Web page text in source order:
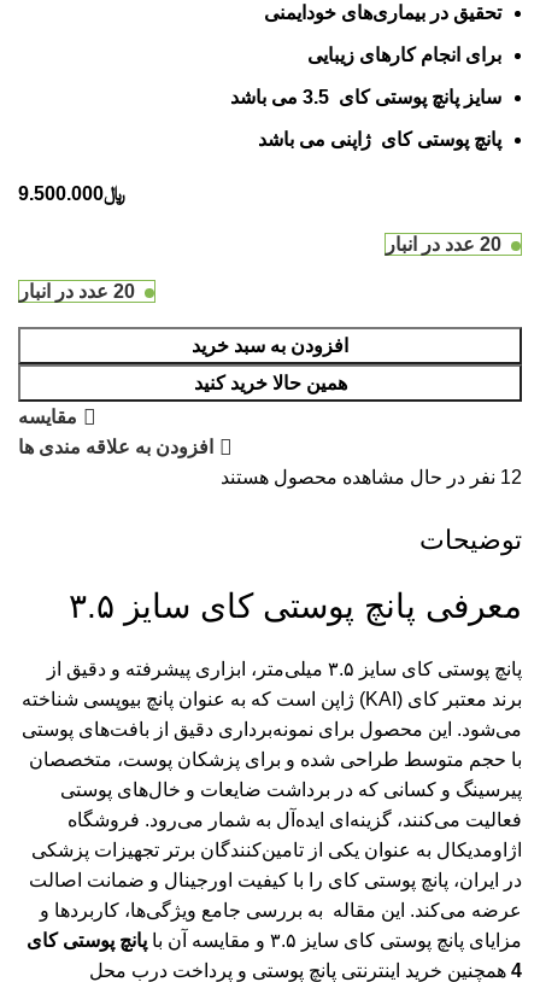
تحقیق در بیماری‌های خودایمنی
برای انجام کارهای زیبایی
سایز پانچ پوستی کای 3.5 می باشد
پانچ پوستی کای ژاپنی می باشد
﷼9.500.000
20 عدد در انبار
20 عدد در انبار
افزودن به سبد خرید
همین حالا خرید کنید
مقایسه
افزودن به علاقه مندی ها
12 نفر در حال مشاهده محصول هستند
توضیحات
معرفی پانچ پوستی کای سایز ۳.۵
پانچ پوستی کای سایز ۳.۵ میلی‌متر، ابزاری پیشرفته و دقیق از
برند معتبر کای (KAI) ژاپن است که به عنوان پانچ بیوپسی شناخته
می‌شود. این محصول برای نمونه‌برداری دقیق از بافت‌های پوستی
با حجم متوسط طراحی شده و برای پزشکان پوست، متخصصان
پیرسینگ و کسانی که در برداشت ضایعات و خال‌های پوستی
فعالیت می‌کنند، گزینه‌ای ایده‌آل به شمار می‌رود. فروشگاه
اژاومدیکال به عنوان یکی از تامین‌کنندگان برتر تجهیزات پزشکی
در ایران، پانچ پوستی کای را با کیفیت اورجینال و ضمانت اصالت
عرضه می‌کند. این مقاله به بررسی جامع ویژگی‌ها، کاربردها و
مزایای پانچ پوستی کای سایز ۳.۵ و مقایسه آن با
پانچ پوستی کای
4 همچنین خرید اینترنتی پانچ پوستی و پرداخت درب محل